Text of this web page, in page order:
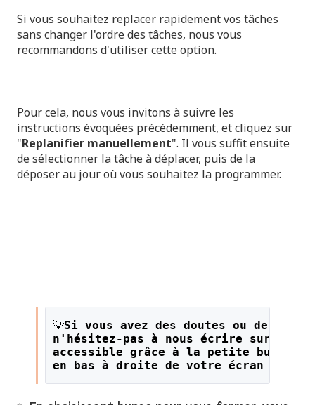
Si vous souhaitez replacer rapidement vos tâches
sans changer l'ordre des tâches, nous vous
recommandons d'utiliser cette option.
Pour cela, nous vous invitons à suivre les
instructions évoquées précédemment, et cliquez sur
"Replanifier manuellement". Il vous suffit ensuite
de sélectionner la tâche à déplacer, puis de la
déposer au jour où vous souhaitez la programmer.
💡Si vous avez des doutes ou des
n'hésitez-pas à nous écrire sur le
accessible grâce à la petite bulle
en bas à droite de votre écran !